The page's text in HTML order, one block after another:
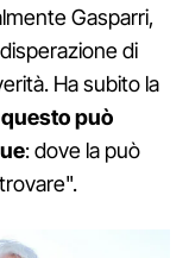
Gasparri,
di
Ha subito la
questo può
: dove la può